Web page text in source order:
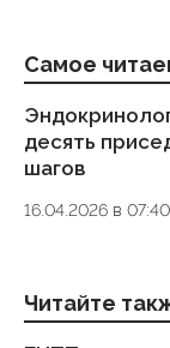
Самое
десять
шагов
16.04.2026 в 07:40
Читайте